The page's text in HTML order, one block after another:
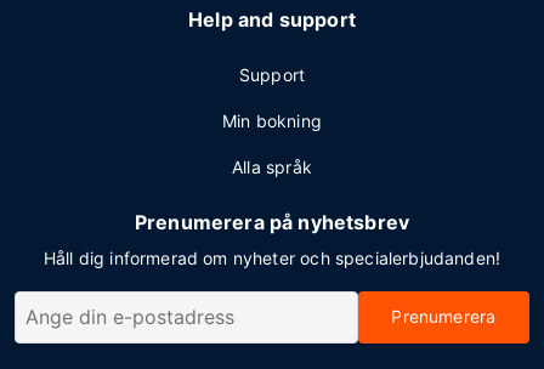
Help and support
Support
Min bokning
Alla språk
Prenumerera på nyhetsbrev
Håll dig informerad om nyheter och specialerbjudanden!
Prenumerera